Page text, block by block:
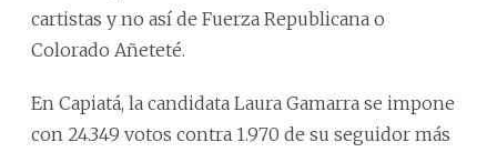
cartistas y no así de Fuerza Republicana o
Colorado Añeteté.
En Capiatá, la candidata Laura Gamarra se impone
con 24.349 votos contra 1.970 de su seguidor más